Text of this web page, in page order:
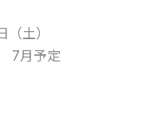
土）
7月予定